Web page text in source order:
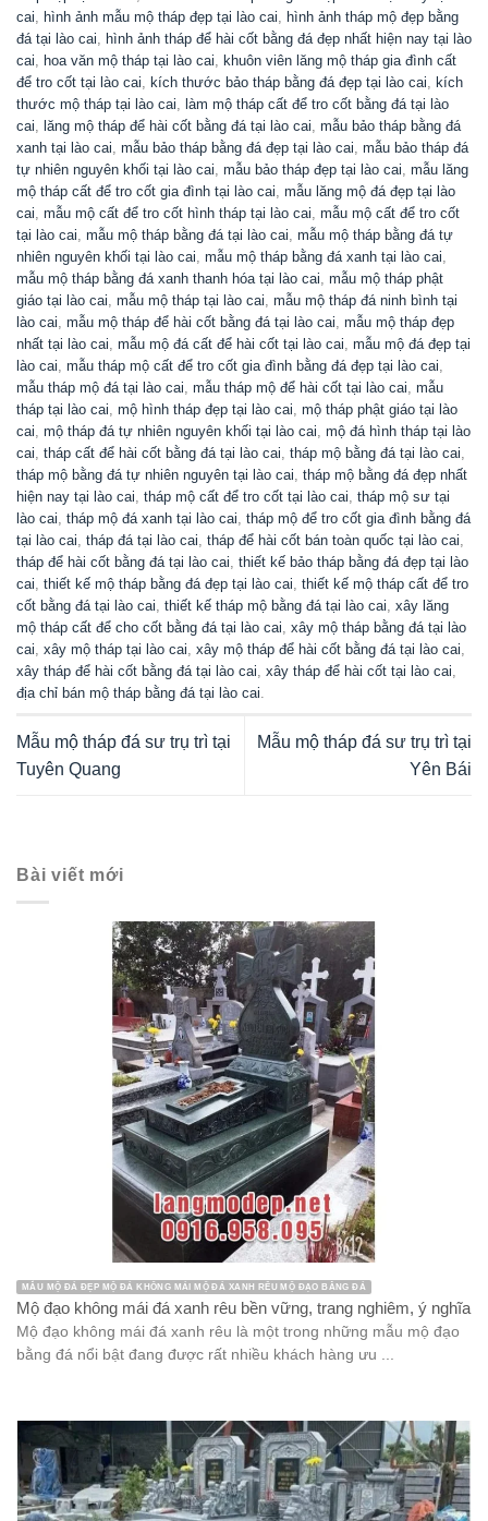
cai, hình ảnh mẫu mộ tháp đẹp tại lào cai, hình ảnh tháp mộ đẹp bằng
đá tại lào cai, hình ảnh tháp để hài cốt bằng đá đẹp nhất hiện nay tại lào
cai, hoa văn mộ tháp tại lào cai, khuôn viên lăng mộ tháp gia đình cất
để tro cốt tại lào cai, kích thước bảo tháp bằng đá đẹp tại lào cai, kích
thước mộ tháp tại lào cai, làm mộ tháp cất để tro cốt bằng đá tại lào
cai, lăng mộ tháp để hài cốt bằng đá tại lào cai, mẫu bảo tháp bằng đá
xanh tại lào cai, mẫu bảo tháp bằng đá đẹp tại lào cai, mẫu bảo tháp đá
tự nhiên nguyên khối tại lào cai, mẫu bảo tháp đẹp tại lào cai, mẫu lăng
mộ tháp cất để tro cốt gia đình tại lào cai, mẫu lăng mộ đá đẹp tại lào
cai, mẫu mộ cất để tro cốt hình tháp tại lào cai, mẫu mộ cất để tro cốt
tại lào cai, mẫu mộ tháp bằng đá tại lào cai, mẫu mộ tháp bằng đá tự
nhiên nguyên khối tại lào cai, mẫu mộ tháp bằng đá xanh tại lào cai,
mẫu mộ tháp bằng đá xanh thanh hóa tại lào cai, mẫu mộ tháp phật
giáo tại lào cai, mẫu mộ tháp tại lào cai, mẫu mộ tháp đá ninh bình tại
lào cai, mẫu mộ tháp để hài cốt bằng đá tại lào cai, mẫu mộ tháp đẹp
nhất tại lào cai, mẫu mộ đá cất để hài cốt tại lào cai, mẫu mộ đá đẹp tại
lào cai, mẫu tháp mộ cất để tro cốt gia đình bằng đá đẹp tại lào cai,
mẫu tháp mộ đá tại lào cai, mẫu tháp mộ để hài cốt tại lào cai, mẫu
tháp tại lào cai, mộ hình tháp đẹp tại lào cai, mộ tháp phật giáo tại lào
cai, mộ tháp đá tự nhiên nguyên khối tại lào cai, mộ đá hình tháp tại lào
cai, tháp cất để hài cốt bằng đá tại lào cai, tháp mộ bằng đá tại lào cai,
tháp mộ bằng đá tự nhiên nguyên tại lào cai, tháp mộ bằng đá đẹp nhất
hiện nay tại lào cai, tháp mộ cất để tro cốt tại lào cai, tháp mộ sư tại
lào cai, tháp mộ đá xanh tại lào cai, tháp mộ để tro cốt gia đình bằng đá
tại lào cai, tháp đá tại lào cai, tháp để hài cốt bán toàn quốc tại lào cai,
tháp để hài cốt bằng đá tại lào cai, thiết kế bảo tháp bằng đá đẹp tại lào
cai, thiết kế mộ tháp bằng đá đẹp tại lào cai, thiết kế mộ tháp cất để tro
cốt bằng đá tại lào cai, thiết kế tháp mộ bằng đá tại lào cai, xây lăng
mộ tháp cất để cho cốt bằng đá tại lào cai, xây mộ tháp bằng đá tại lào
cai, xây mộ tháp tại lào cai, xây mộ tháp để hài cốt bằng đá tại lào cai,
xây tháp để hài cốt bằng đá tại lào cai, xây tháp để hài cốt tại lào cai,
địa chỉ bán mộ tháp bằng đá tại lào cai.
Mẫu mộ tháp đá sư trụ trì tại
Tuyên Quang
Mẫu mộ tháp đá sư trụ trì tại
Yên Bái
Bài viết mới
MẪU MỘ ĐÁ ĐẸP MỘ ĐÁ KHÔNG MÁI MỘ ĐÁ XANH RÊU MỘ ĐẠO BẰNG ĐÁ
Mộ đạo không mái đá xanh rêu bền vững, trang nghiêm, ý nghĩa
Mộ đạo không mái đá xanh rêu là một trong những mẫu mộ đạo
bằng đá nổi bật đang được rất nhiều khách hàng ưu ...